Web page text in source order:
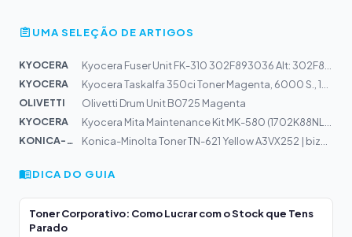
UMA SELEÇÃO DE ARTIGOS
KYOCERA
KYOCERA
OLIVETTI
Olivetti Drum Unit B0725 Magenta
KYOCERA
KONICA-MIN...
DICA DO GUIA
Toner Corporativo: Como Lucrar com o Stock que Tens
Parado